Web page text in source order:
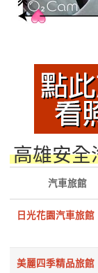
高雄安全
汽車旅館
日光花園汽車旅館
美麗四季精品旅館